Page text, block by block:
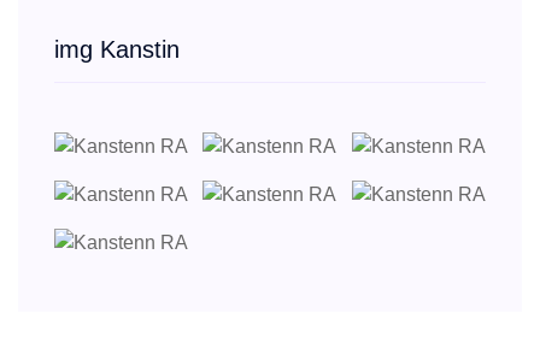
img Kanstin